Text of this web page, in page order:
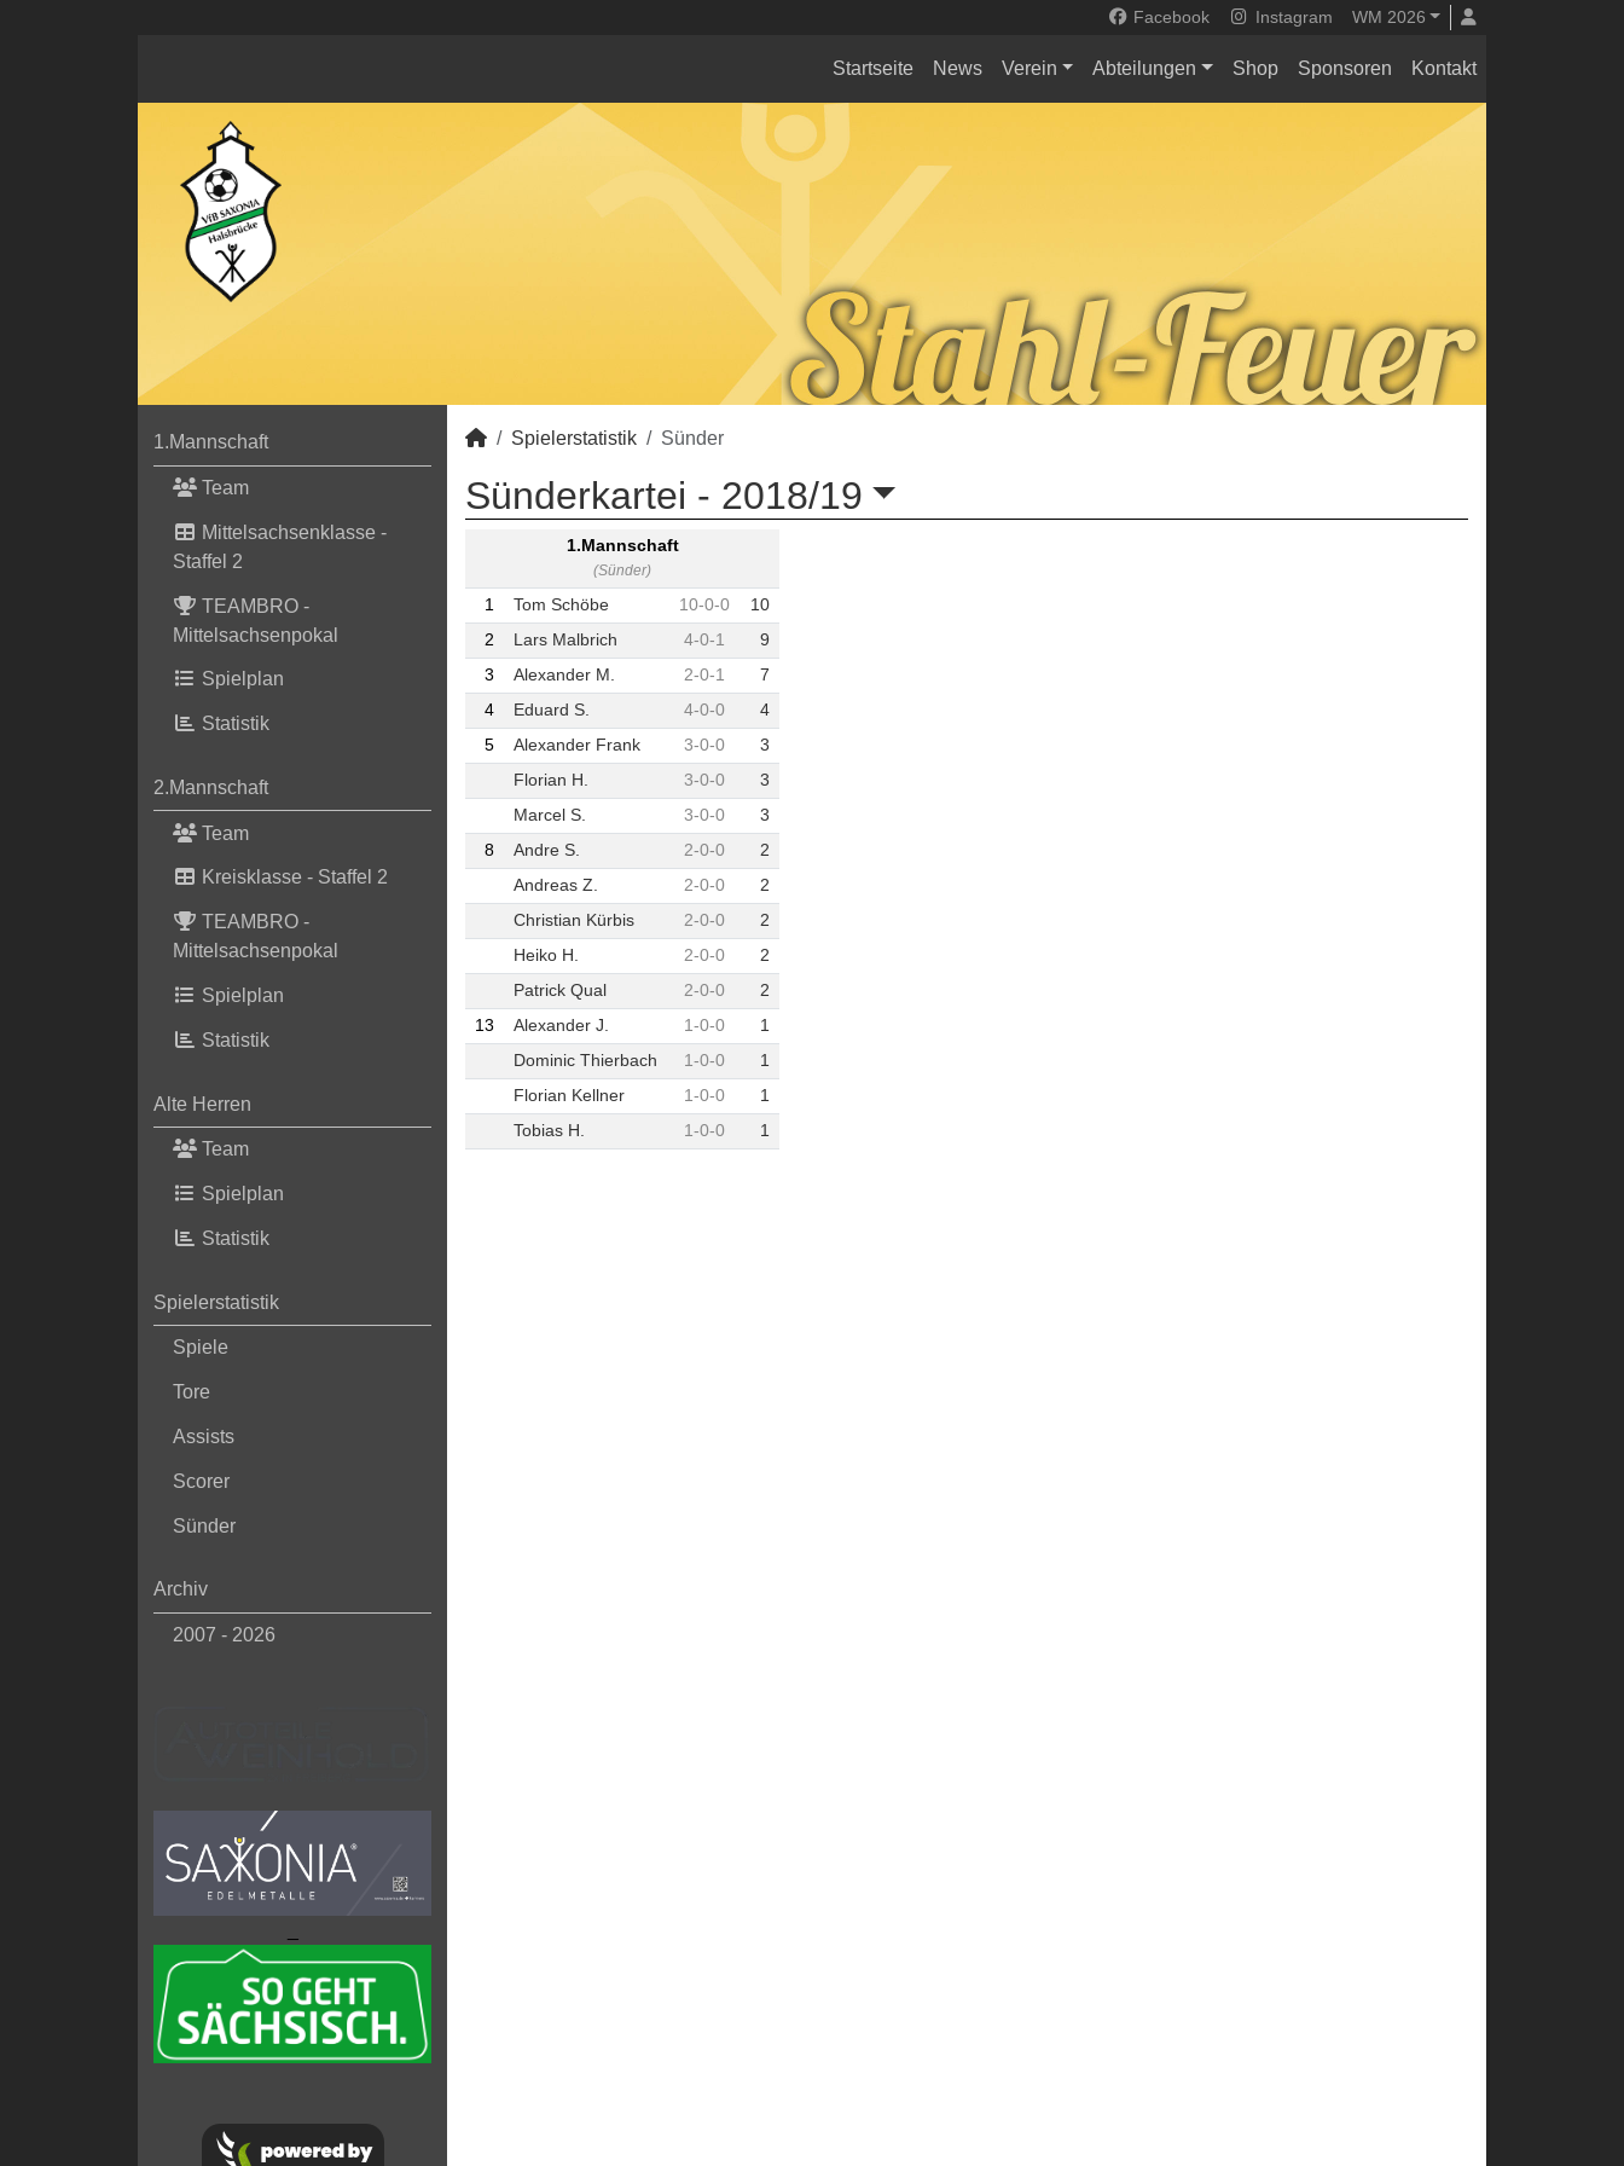
Facebook Instagram WM 2026
Startseite News Verein Abteilungen Shop Sponsoren Kontakt
1.Mannschaft
Team
Mittelsachsenklasse -
Staffel 2
TEAMBRO -
Mittelsachsenpokal
Spielplan
Statistik
2.Mannschaft
Team
Kreisklasse - Staffel 2
TEAMBRO -
Mittelsachsenpokal
Spielplan
Statistik
Alte Herren
Team
Spielplan
Statistik
Spielerstatistik
Spiele
Tore
Assists
Scorer
Sünder
Archiv
2007 - 2026
Spielerstatistik Sünder
Sünderkartei - 2018/19
1.Mannschaft
(Sünder)
1 Tom Schöbe 10-0-0
10
2
Lars Malbrich 4-0-1
9
3
Alexander M. 2-0-1
7
4
Eduard S. 4-0-0
4
5
Alexander Frank 3-0-0
3
Florian H.
3-0-0
3
Marcel S.
3-0-0
3
8
Andre S. 2-0-0
2
Andreas Z.
2-0-0
2
Christian Kürbis
2-0-0
2
Heiko H.
2-0-0
2
Patrick Qual
2-0-0
2
13
Alexander J. 1-0-0
1
Dominic Thierbach
1-0-0
1
Florian Kellner
1-0-0
1
Tobias H.
1-0-0 1